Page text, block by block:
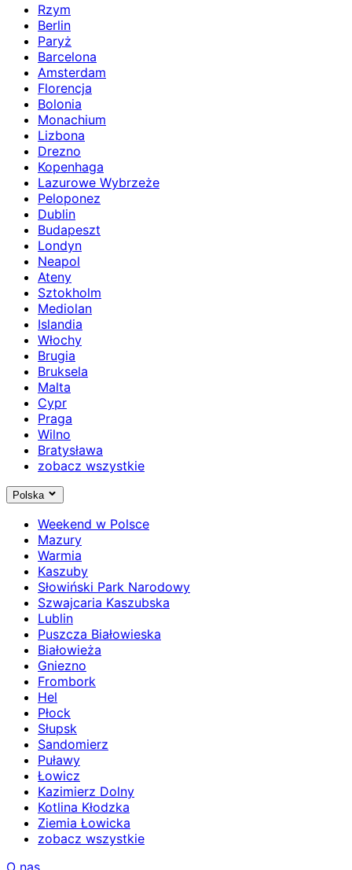
Rzym
Berlin
Paryż
Barcelona
Amsterdam
Florencja
Bolonia
Monachium
Lizbona
Drezno
Kopenhaga
Lazurowe Wybrzeże
Peloponez
Dublin
Budapeszt
Londyn
Neapol
Ateny
Sztokholm
Mediolan
Islandia
Włochy
Brugia
Bruksela
Malta
Cypr
Praga
Wilno
Bratysława
zobacz wszystkie
Polska
Weekend w Polsce
Mazury
Warmia
Kaszuby
Słowiński Park Narodowy
Szwajcaria Kaszubska
Lublin
Puszcza Białowieska
Białowieża
Gniezno
Frombork
Hel
Płock
Słupsk
Sandomierz
Puławy
Łowicz
Kazimierz Dolny
Kotlina Kłodzka
Ziemia Łowicka
zobacz wszystkie
O nas